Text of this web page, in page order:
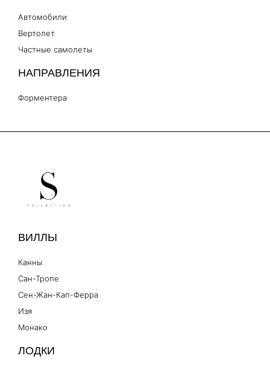
Автомобили
Вертолет
Частные самолеты
НАПРАВЛЕНИЯ
Форментера
ВИЛЛЫ
Канны
Сан-Тропе
Сен-Жан-Кап-Ферра
Изя
Монако
ЛОДКИ